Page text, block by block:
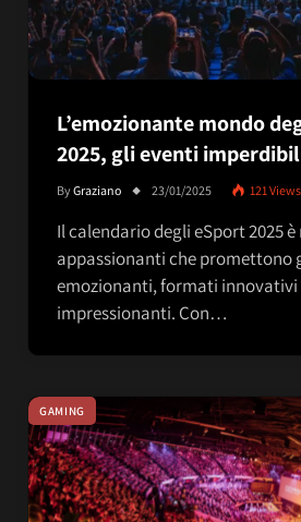
L’emozionante mondo
2025, gli eventi
ByGraziano 23/01/2025 121 Views
Il calendario degli eSport 2025
appassionanti che promettono
emozionanti, formati innovativi
impressionanti. Con…
GAMING